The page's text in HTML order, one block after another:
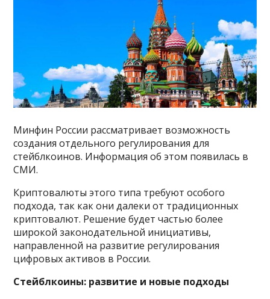
Минфин России рассматривает возможность
создания отдельного регулирования для
стейблкоинов. Информация об этом появилась в
СМИ.
Криптовалюты этого типа требуют особого
подхода, так как они далеки от традиционных
криптовалют. Решение будет частью более
широкой законодательной инициативы,
направленной на развитие регулирования
цифровых активов в России.
Стейблкоины: развитие и новые подходы